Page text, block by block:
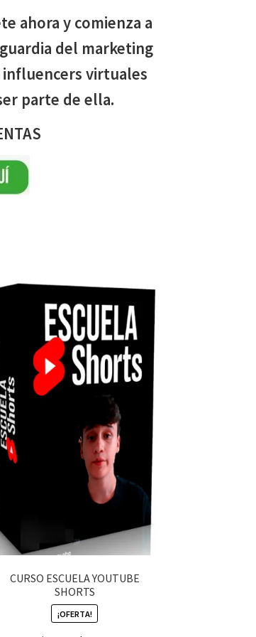
ahora y comienza a
del marketing
virtuales
parte de ella.
CURSO ESCUELA YOUTUBE
SHORTS
¡OFERTA!